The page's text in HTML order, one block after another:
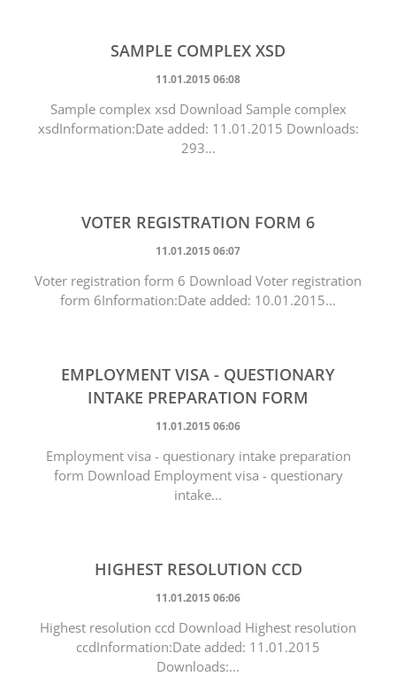
SAMPLE COMPLEX XSD
11.01.2015 06:08
Sample complex xsd Download Sample complex
xsdInformation:Date added: 11.01.2015 Downloads:
293...
VOTER REGISTRATION FORM 6
11.01.2015 06:07
Voter registration form 6 Download Voter registration
form 6Information:Date added: 10.01.2015...
EMPLOYMENT VISA - QUESTIONARY
INTAKE PREPARATION FORM
11.01.2015 06:06
Employment visa - questionary intake preparation
form Download Employment visa - questionary
intake...
HIGHEST RESOLUTION CCD
11.01.2015 06:06
Highest resolution ccd Download Highest resolution
ccdInformation:Date added: 11.01.2015
Downloads:...